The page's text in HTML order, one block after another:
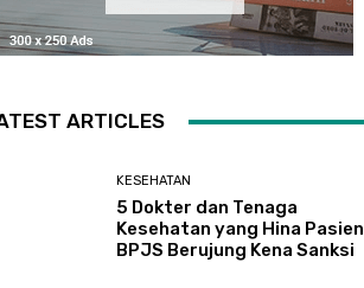
ARTICLES
KESEHATAN
5 Dokter dan Tenaga
Kesehatan yang Hina Pasien
BPJS Berujung Kena Sanksi